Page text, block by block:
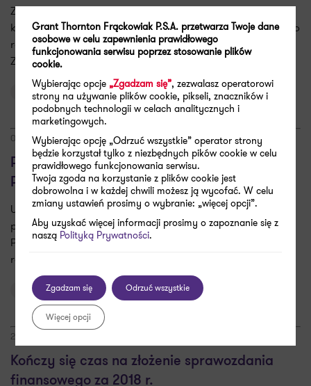
Zbliża się termin dla podmiotów założonych przed 30
kwietnia 2018 r. na złożenie wniosku o przedłużenie wpisu do
rejestru przedstawicielstw przedsiębiorców zagranicznych.
Zaniechanie w tym…
Doradztwo podatkowe Kancelaria prawna
05.08.2019
Prosta spółka akcyjna z podpisem
Prezydenta!
Ustawa wprowadzająca do polskiego systemu prawnego
prostą spółkę akcyjną została właśnie podpisana przez
Prezydenta. Akt prawny przewiduje szereg innowacyjnych
rozwiązań mających na celu stworzenie przyjaznego…
Kancelaria prawna
24.06.2019
Kończy się czas na złożenie sprawozdania
finansowego za 2018 r.
Grant Thornton Frąckowiak P.S.A. przetwarza Twoje dane
osobowe w celu zapewnienia prawidłowego
funkcjonowania serwisu poprzez stosowanie plików
cookie.
Wybierając opcje„Zgadzam się”, zezwalasz operatorowi
strony na używanie plików cookie, pikseli, znaczników i
podobnych technologii w celach analitycznych i
marketingowych.
Wybierając opcję „Odrzuć wszystkie” operator strony
będzie korzystał tylko z niezbędnych pików cookie w celu
prawidłowego funkcjonowania serwisu.
Twoja zgoda na korzystanie z plików cookie jest
dobrowolna i w każdej chwili możesz ją wycofać. W celu
zmiany ustawień prosimy o wybranie: „więcej opcji”.
Aby uzyskać więcej informacji prosimy o zapoznanie się z
naszą Polityką Prywatności.
Zgadzam się Odrzuć wszystkie
Więcej opcji